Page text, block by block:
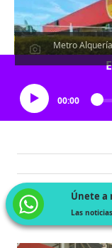
Metro Alquería
00:00
Únete a
Las